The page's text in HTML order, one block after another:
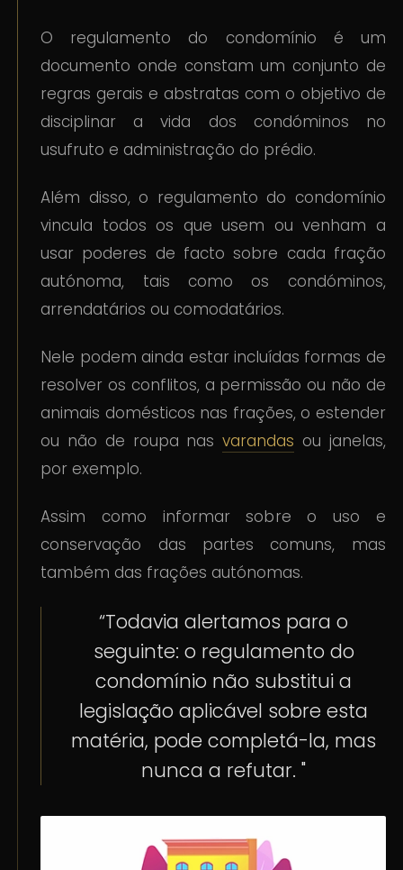
O regulamento do condomínio é um
documento onde constam um conjunto de
regras gerais e abstratas com o objetivo de
disciplinar a vida dos condóminos no
usufruto e administração do prédio.
Além disso, o regulamento do condomínio
vincula todos os que usem ou venham a
usar poderes de facto sobre cada fração
autónoma, tais como os condóminos,
arrendatários ou comodatários.
Nele podem ainda estar incluídas formas de
resolver os conflitos, a permissão ou não de
animais domésticos nas frações, o estender
ou não de roupa nasvarandas ou janelas,
por exemplo.
Assim como informar sobre o uso e
conservação das partes comuns, mas
também das frações autónomas.
“Todavia alertamos para o
seguinte: o regulamento do
condomínio não substitui a
legislação aplicável sobre esta
matéria, pode completá-la, mas
nunca a refutar. "